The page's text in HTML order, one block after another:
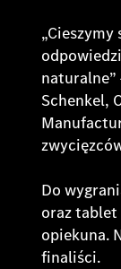
naturalne”
Schenkel,
Do
oraz tablet
opiekuna.
finaliści.